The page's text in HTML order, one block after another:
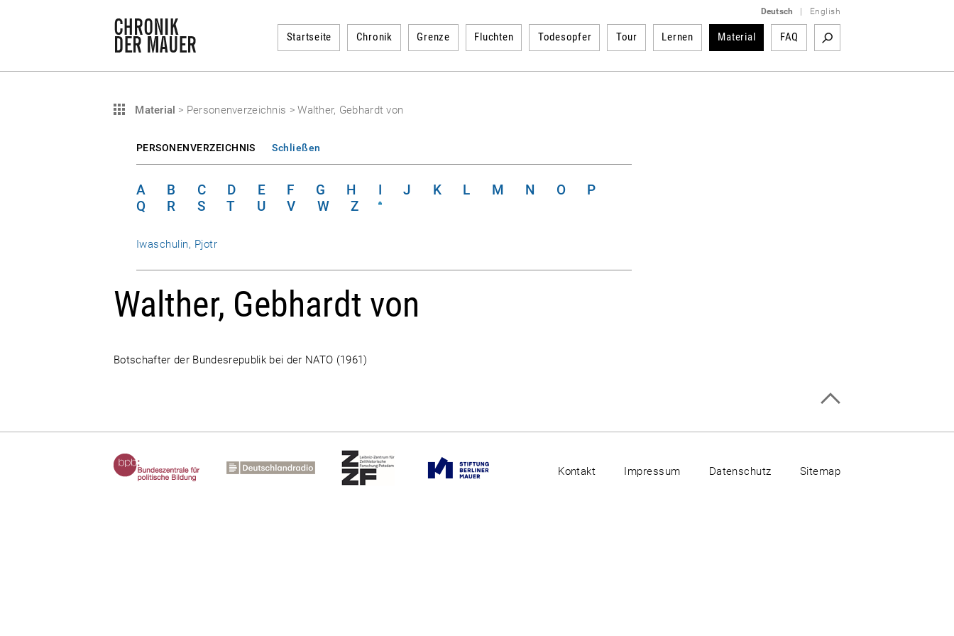
Deutsch English
Startseite Chronik Grenze Fluchten Todesopfer Tour Lernen Material FAQ
Material > Personenverzeichnis > Walther, Gebhardt von
PERSONENVERZEICHNIS Schließen
A B C D E F G H I J K L M N O
P
Q
R S T U V W Z
Iwaschulin, Pjotr
Walther, Gebhardt von
Botschafter der Bundesrepublik bei der NATO (1961)
Kontakt Impressum Datenschutz Sitemap